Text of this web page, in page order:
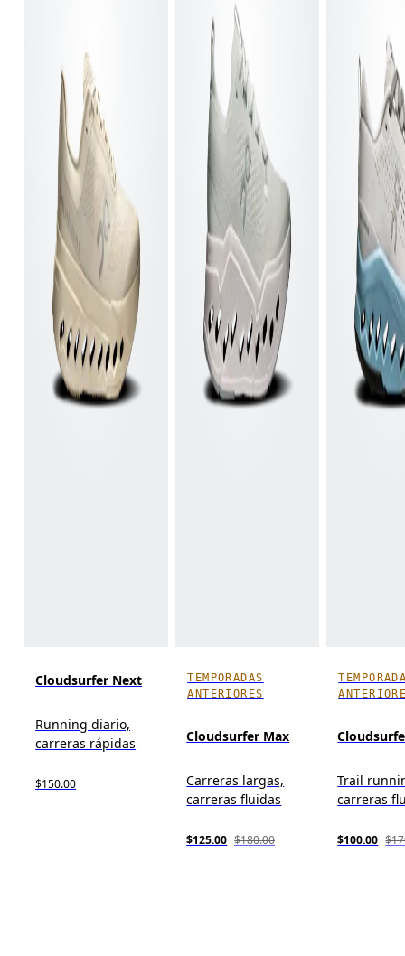
Cloudsurfer Next
Running diario,
carreras rápidas
$150.00
TEMPORADAS
ANTERIORES
Cloudsurfer Max
Carreras largas,
carreras fluidas
$125.00 $180.00
Trail
carreras
$100.00